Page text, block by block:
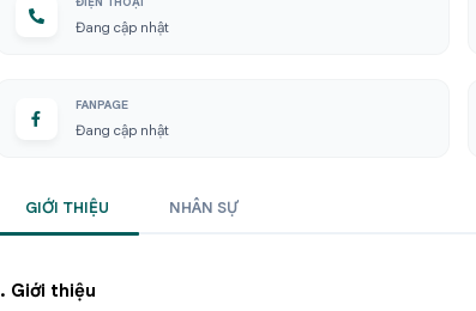
Đang cập nhật
FANPAGE
Đang cập nhật
GIỚI THIỆU NHÂN SỰ
I. Giới thiệu